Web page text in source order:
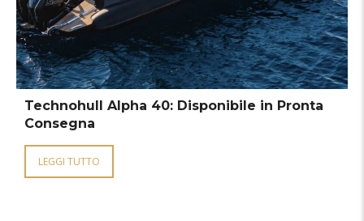
Technohull Alpha 40: Disponibile in Pronta
Consegna
LEGGI TUTTO